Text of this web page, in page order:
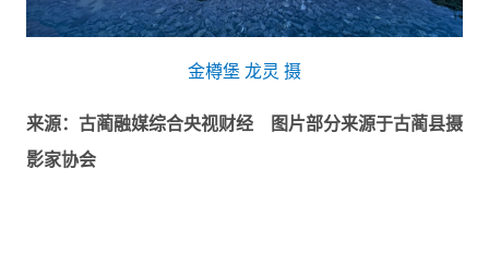
金樽堡 龙灵 摄
来源：古蔺融媒综合央视财经 图片部分来源于古蔺县摄
影家协会